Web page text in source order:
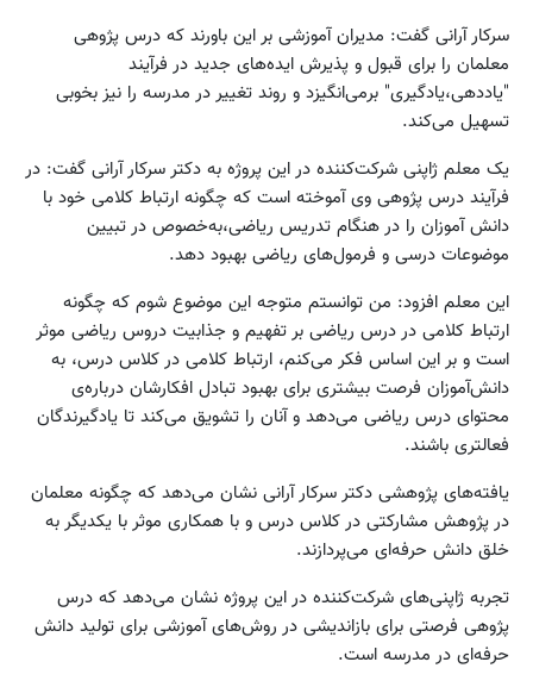
سرکار آرانی گفت: مدیران آموزشی بر این باورند که درس پژوهی
معلمان را برای قبول و پذیرش ایده‌های جدید در فرآیند
"یاددهی،یادگیری" برمی‌انگیزد و روند تغییر در مدرسه را نیز بخوبی
تسهیل می‌کند.
یک معلم ژاپنی شرکت‌کننده در این پروژه به دکتر سرکار آرانی گفت: در
فرآیند درس پژوهی وی آموخته است که چگونه ارتباط کلامی خود با
دانش آموزان را در هنگام تدریس ریاضی،به‌خصوص در تبیین
موضوعات درسی و فرمول‌های ریاضی بهبود دهد.
این معلم افزود: من توانستم متوجه این موضوع شوم که چگونه
ارتباط کلامی در درس ریاضی بر تفهیم و جذابیت دروس ریاضی موثر
است و بر این اساس فکر می‌کنم، ارتباط کلامی در کلاس درس، به
دانش‌آموزان فرصت بیشتری برای بهبود تبادل افکارشان درباره‌ی
محتوای درس ریاضی می‌دهد و آنان را تشویق می‌کند تا یادگیرندگان
فعالتری باشند.
یافته‌های پژوهشی دکتر سرکار آرانی نشان می‌دهد که چگونه معلمان
در پژوهش مشارکتی در کلاس درس و با همکاری موثر با یکدیگر به
خلق دانش حرفه‌ای می‌پردازند.
تجربه ژاپنی‌های شرکت‌کننده در این پروژه نشان می‌دهد که درس
پژوهی فرصتی برای بازاندیشی در روش‌های آموزشی برای تولید دانش
حرفه‌ای در مدرسه است.